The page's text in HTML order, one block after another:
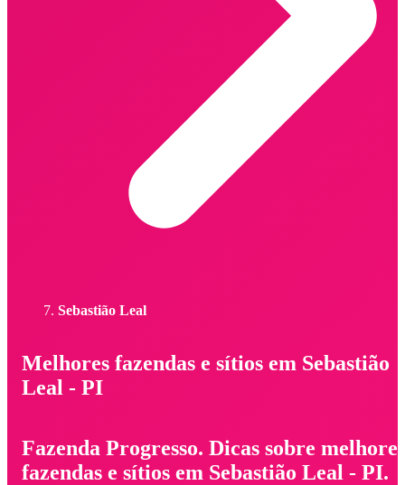
Sebastião Leal
Melhores fazendas e sítios em Sebastião
Leal - PI
Fazenda Progresso. Dicas sobre melhores
fazendas e sítios em Sebastião Leal - PI.